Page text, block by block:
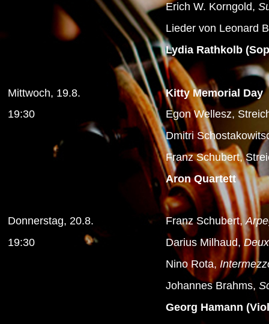
Erich W. Korngold,
Lieder von Leonard
Lydia Rathkolb
Mittwoch, 19.8.
Kitty Memorial Day
19:30
Egon Wellesz,
Dmitri
Franz Schubert,
Aron Quartett
Donnerstag, 20.8. Franz Schubert,
19:30
Darius Milhaud,
Nino Rota,
Johannes Brahms,
Georg Hamann